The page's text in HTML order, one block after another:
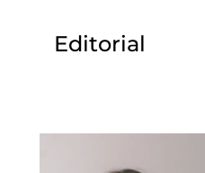
Editorial